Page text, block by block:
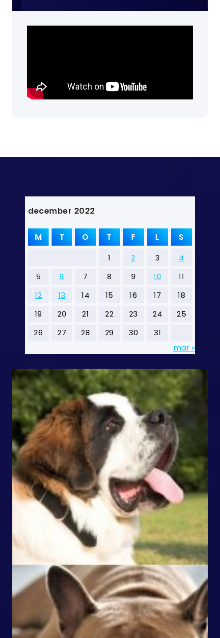
december 2022
M T O T F L S
1 2 3
4
5
6 7 8 9 10
11
12
13 14 15 16 17
18
19
20 21 22 23 24
25
26
27 28 29 30 31
mar »